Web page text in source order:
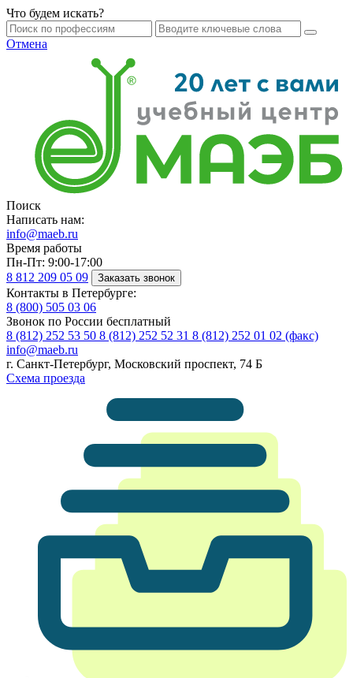
Что будем искать?
Отмена
Поиск
Написать нам:
info@maeb.ru
Время работы
Пн-Пт: 9:00-17:00
8 812 209 05 09 Заказать звонок
Контакты в Петербурге:
8 (800) 505 03 06
Звонок по России бесплатный
8 (812) 252 53 50 8 (812) 252 52 31 8 (812) 252 01 02 (факс)
info@maeb.ru
г. Санкт-Петербург, Московский проспект, 74 Б
Схема проезда